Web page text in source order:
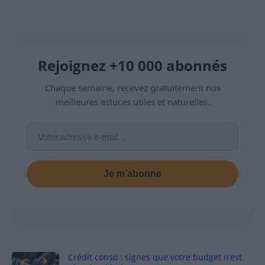
Rejoignez +10 000 abonnés
Chaque semaine, recevez gratuitement nos
meilleures astuces utiles et naturelles.
Je m’abonne
Crédit conso : signes que votre budget n’est